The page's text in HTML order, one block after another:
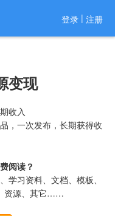
登录 | 注册
变现
收入
，一次发布，长期获得收
阅读？
学习资料、文档、模板、
资源、其它……